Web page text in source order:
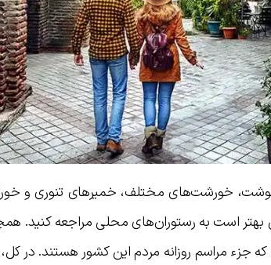
خورشت‌های مختلف، خمیر‌های تنوری و
است به رستوران‌های محلی مراجعه کنید.
مراسم روزانه مردم این کشور هستند. در کل،